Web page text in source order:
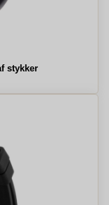
stykker